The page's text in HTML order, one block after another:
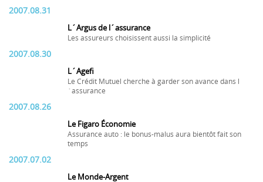
2007.08.31
L´Argus de l´assurance
Les assureurs choisissent aussi la simplicité
2007.08.30
L´Agefi
Le Crédit Mutuel cherche à garder son avance dans l
´assurance
2007.08.26
Le Figaro Économie
Assurance auto : le bonus-malus aura bientôt fait son
temps
2007.07.02
Le Monde-Argent